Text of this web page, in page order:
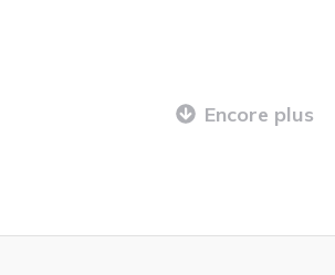
Encore plus